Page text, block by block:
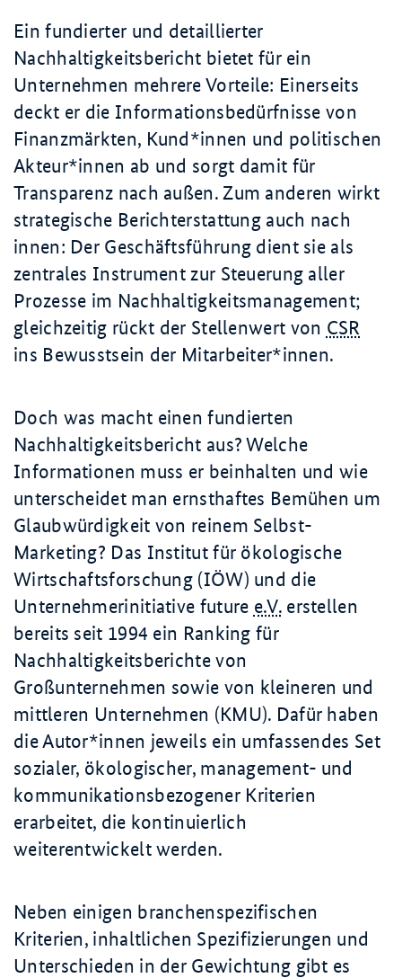
Ein fundierter und detaillierter
Nachhaltigkeitsbericht bietet für ein
Unternehmen mehrere Vorteile: Einerseits
deckt er die Informationsbedürfnisse von
Finanzmärkten, Kund*innen und politischen
Akteur*innen ab und sorgt damit für
Transparenz nach außen. Zum anderen wirkt
strategische Berichterstattung auch nach
innen: Der Geschäftsführung dient sie als
zentrales Instrument zur Steuerung aller
Prozesse im Nachhaltigkeitsmanagement;
gleichzeitig rückt der Stellenwert von CSR
ins Bewusstsein der Mitarbeiter*innen.
Doch was macht einen fundierten
Nachhaltigkeitsbericht aus? Welche
Informationen muss er beinhalten und wie
unterscheidet man ernsthaftes Bemühen um
Glaubwürdigkeit von reinem Selbst-
Marketing? Das Institut für ökologische
Wirtschaftsforschung (IÖW) und die
Unternehmerinitiative future e.V.erstellen
bereits seit 1994 ein Ranking für
Nachhaltigkeitsberichte von
Großunternehmen sowie von kleineren und
mittleren Unternehmen (KMU). Dafür haben
die Autor*innen jeweils ein umfassendes Set
sozialer, ökologischer, management- und
kommunikationsbezogener Kriterien
erarbeitet, die kontinuierlich
weiterentwickelt werden.
Neben einigen branchenspezifischen
Kriterien, inhaltlichen Spezifizierungen und
Unterschieden in der Gewichtung gibt es